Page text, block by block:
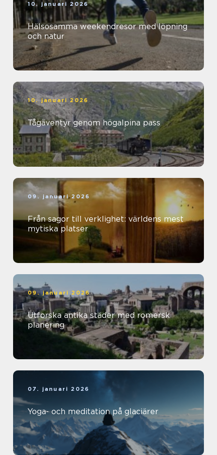
10. januari 2026
Hälsosamma weekendresor med löpning
och natur
10. januari 2026
Tågäventyr genom högalpina pass
09. januari 2026
Från sagor till verklighet: världens mest
mytiska platser
09. januari 2026
Utforska antika städer med romersk
planering
07. januari 2026
Yoga- och meditation på glaciärer